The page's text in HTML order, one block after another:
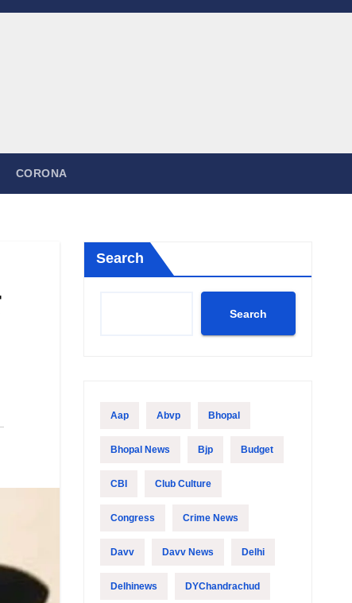
CORONA
Search
Search
Aap Abvp Bhopal
Bhopal News Bjp Budget
CBI Club Culture
Congress Crime News
Davv Davv News Delhi
Delhinews DYChandrachud